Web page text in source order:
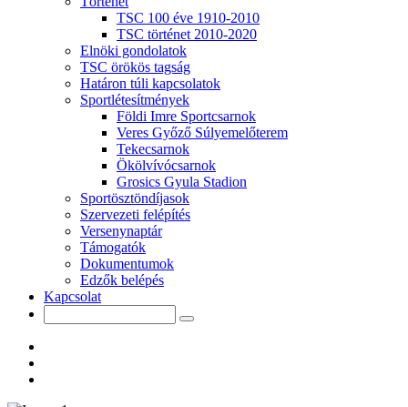
TSC 100 éve 1910-2010
TSC történet 2010-2020
Elnöki gondolatok
TSC örökös tagság
Határon túli kapcsolatok
Sportlétesítmények
Földi Imre Sportcsarnok
Veres Győző Súlyemelőterem
Tekecsarnok
Ökölvívócsarnok
Grosics Gyula Stadion
Sportösztöndíjasok
Szervezeti felépítés
Versenynaptár
Támogatók
Dokumentumok
Edzők belépés
Kapcsolat